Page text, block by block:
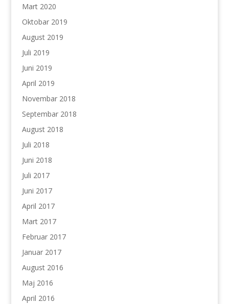
Mart 2020
Oktobar 2019
August 2019
Juli 2019
Juni 2019
April 2019
Novembar 2018
Septembar 2018
August 2018
Juli 2018
Juni 2018
Juli 2017
Juni 2017
April 2017
Mart 2017
Februar 2017
Januar 2017
August 2016
Maj 2016
April 2016